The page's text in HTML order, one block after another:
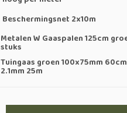
Beschermingsnet 2x10m
Metalen W Gaaspalen 125cm
stuks
Tuingaas groen 100x75mm 60cm
2.1mm 25m